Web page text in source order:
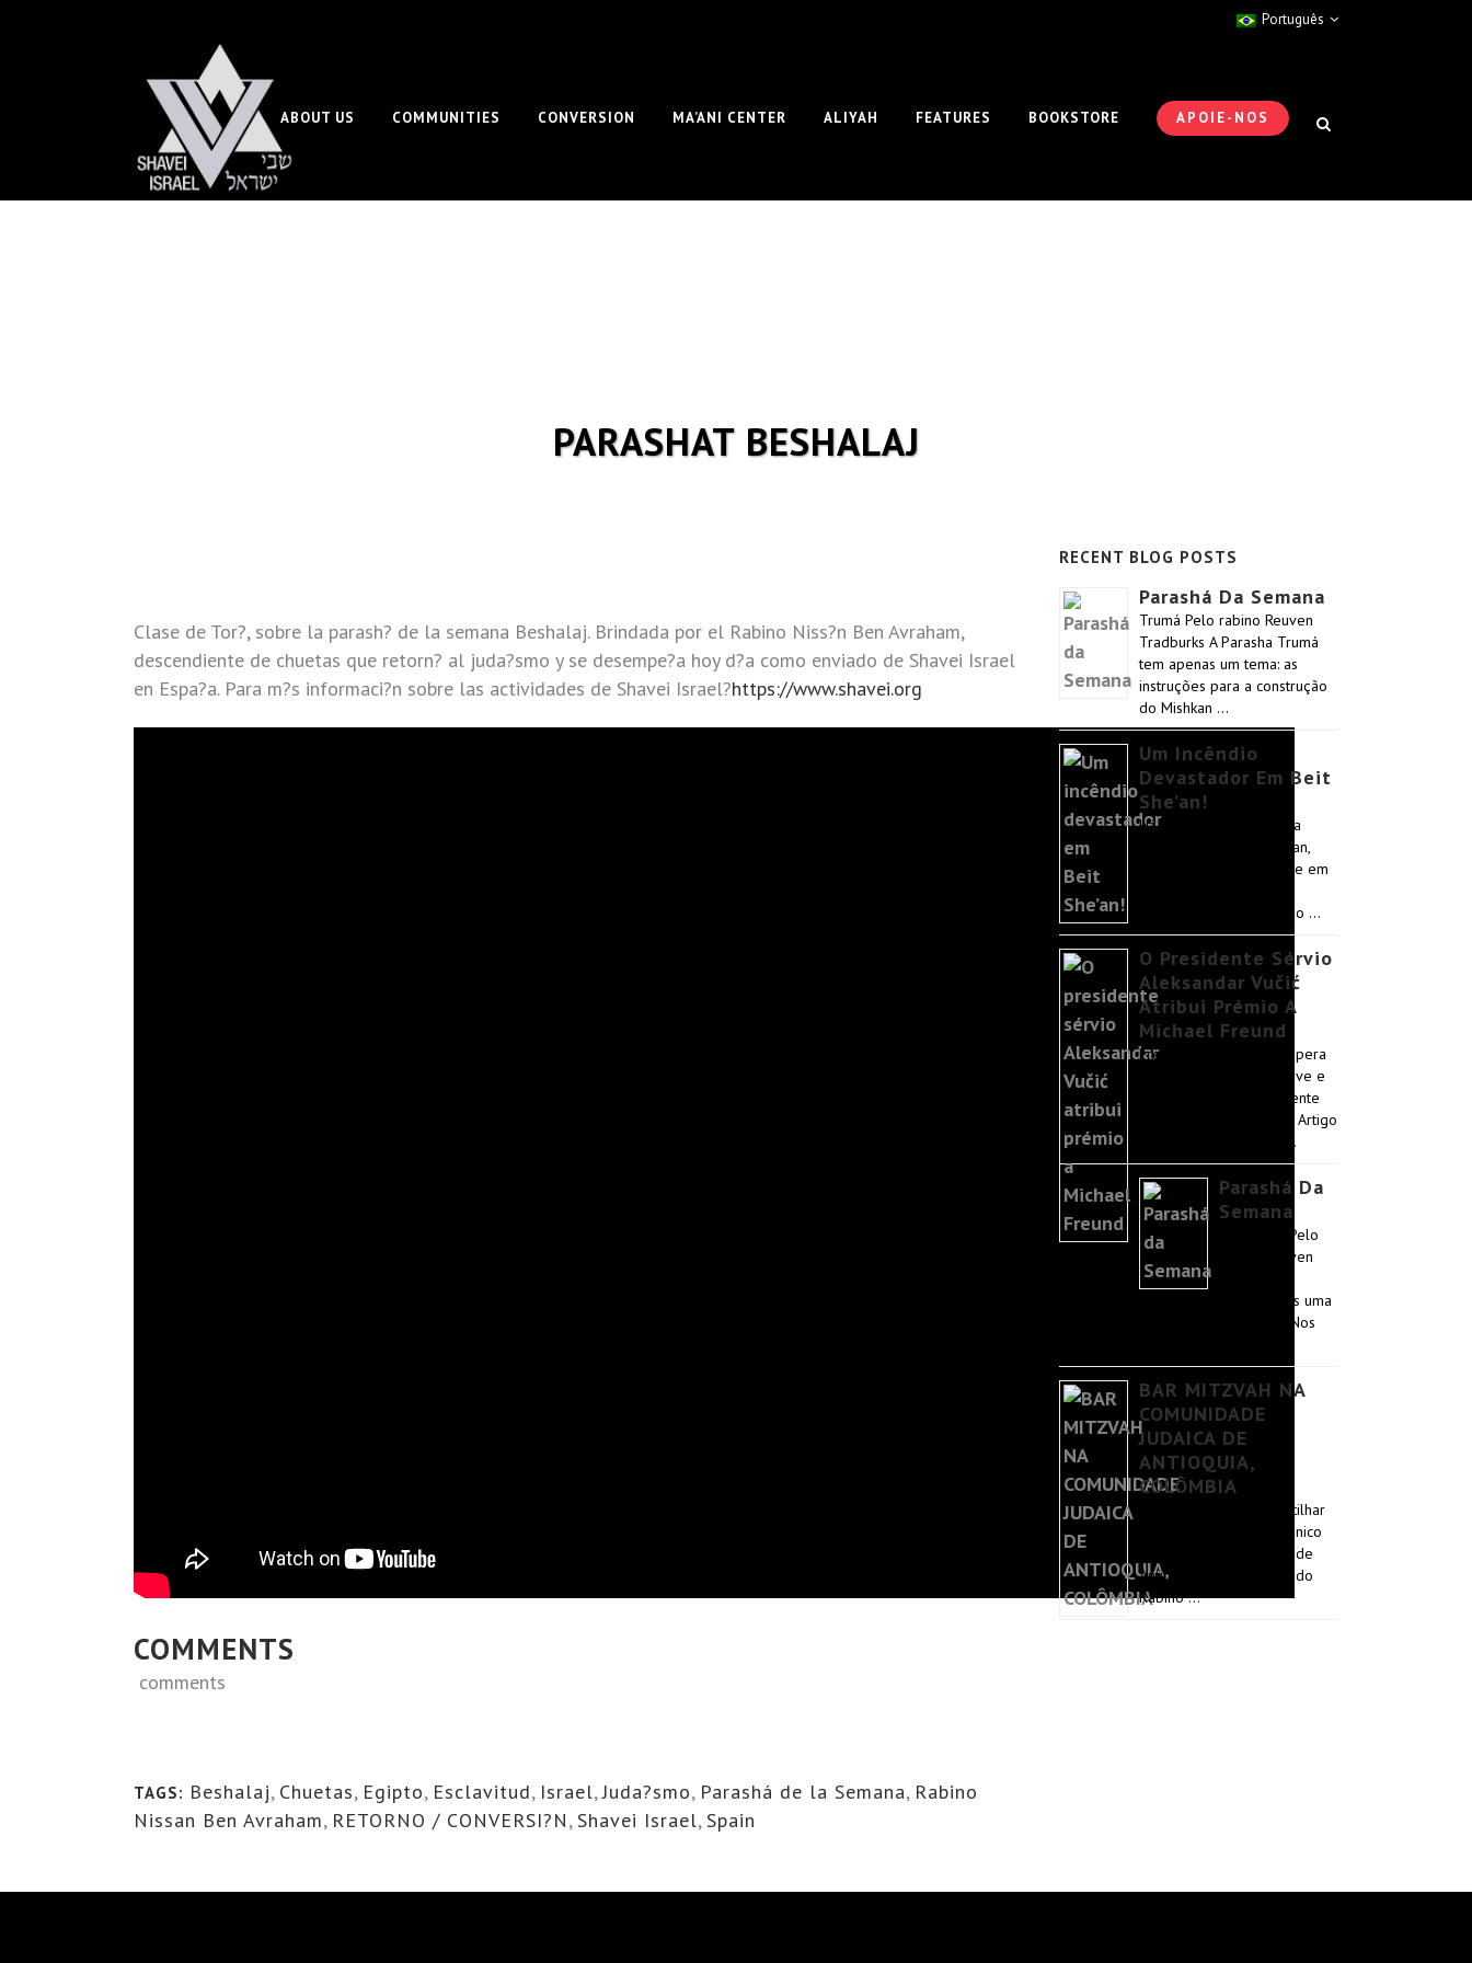
Português
APOIE-NOS
ABOUT US COMMUNITIES CONVERSION MA’ANI CENTER ALIYAH FEATURES BOOKSTORE
PARASHAT BESHALAJ
Clase de Tor?, sobre la parash? de la semana Beshalaj. Brindada por el Rabino Niss?n Ben Avraham,
descendiente de chuetas que retorn? al juda?smo y se desempe?a hoy d?a como enviado de Shavei Israel
en Espa?a. Para m?s informaci?n sobre las actividades de Shavei Israel?https://www.shavei.org
COMMENTS
comments
TAGS: Beshalaj, Chuetas, Egipto, Esclavitud, Israel,Juda?smo, Parashá de la Semana, Rabino
Nissan Ben Avraham, RETORNO / CONVERSI?N, Shavei Israel, Spain
RECENT BLOG POSTS
Parashá Da Semana
Trumá Pelo rabino Reuven
Tradburks A Parasha Trumá
tem apenas um tema: as
instruções para a construção
do Mishkan …
Um Incêndio
Devastador Em Beit
She’an!
Há poucos dias, a família
Hangshing, de Beit She’an,
imigrantes Bnei Menashe em
incêndio devastador. Não …
O Presidente Sérvio
Aleksandar Vučić
Atribui Prémio A
Michael Freund
Freund confirma que espera
visitar Belgrado em breve e
encontrar-se pessoalmente
com o presidente Vučić. Artigo
original do Jerusalem …
Parashá Da
Semana
Mishpatim Pelo
rabino Reuven
Começamos uma
nova era na Torá: a era da Mitzvá. Nos
BAR MITZVAH NA
COMUNIDADE
JUDAICA DE
ANTIOQUIA,
COLÔMBIA
Temos o prazer de partilhar
convosco este evento único
na Comunidade Judaica de
Antioquia e as palavras do
Rabino …